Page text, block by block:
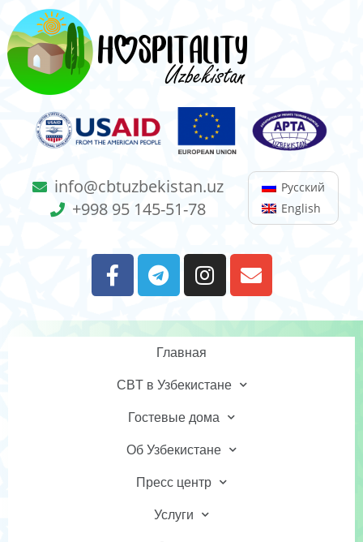
info@cbtuzbekistan.uz
+998 95 145-51-78
Русский
English
Главная
CBT в Узбекистане
Гостевые дома
Об Узбекистане
Пресс центр
Услуги